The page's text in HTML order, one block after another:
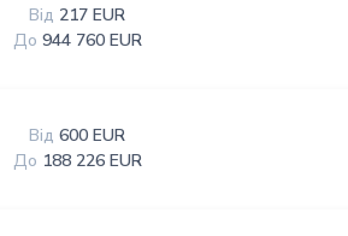
Від 217 EUR
До 944 760 EUR
Від 600 EUR
До 188 226 EUR